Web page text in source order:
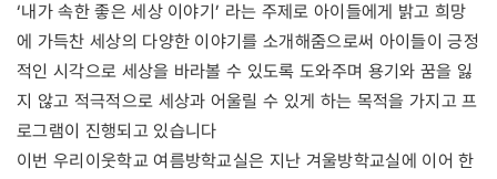
‘내가 속한 좋은 세상 이야기’ 라는 주제로 아이들에게 밝고 희망
에 가득찬 세상의 다양한 이야기를 소개해줌으로써 아이들이 긍정
적인 시각으로 세상을 바라볼 수 있도록 도와주며 용기와 꿈을 잃
지 않고 적극적으로 세상과 어울릴 수 있게 하는 목적을 가지고 프
로그램이 진행되고 있습니다
이번 우리이웃학교 여름방학교실은 지난 겨울방학교실에 이어 한